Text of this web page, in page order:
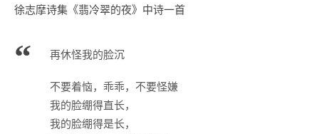
徐志摩诗集《翡冷翠的夜》中诗一首
再休怪我的脸沉
不要着恼，乖乖，不要怪嫌
我的脸绷得直长，
我的脸绷得是长，